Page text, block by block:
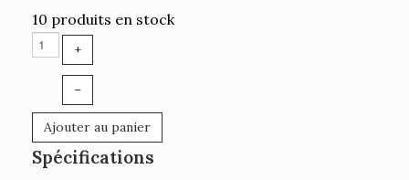
10 produits en stock
+
–
Ajouter au panier
Spécifications